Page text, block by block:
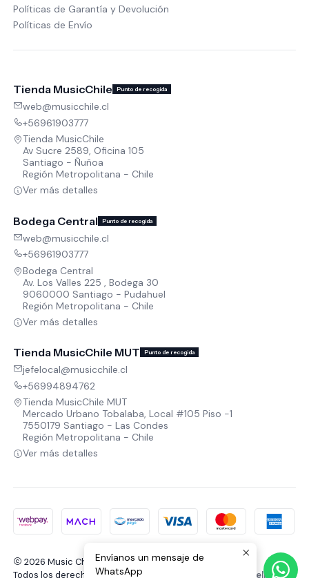
Políticas de Garantía y Devolución
Políticas de Envío
Tienda MusicChile Punto de recogida
web@musicchile.cl
+56961903777
Tienda MusicChile
Av Sucre 2589, Oficina 105
Santiago - Ñuñoa
Región Metropolitana - Chile
Ver más detalles
Bodega Central Punto de recogida
web@musicchile.cl
+56961903777
Bodega Central
Av. Los Valles 225 , Bodega 30
9060000 Santiago - Pudahuel
Región Metropolitana - Chile
Ver más detalles
Tienda MusicChile MUT Punto de recogida
jefelocal@musicchile.cl
+56994894762
Tienda MusicChile MUT
Mercado Urbano Tobalaba, Local #105 Piso -1
7550179 Santiago - Las Condes
Región Metropolitana - Chile
Ver más detalles
2026 Music Chile.
Todos los derechos reservados.
Desarrollado por Jumpseller.
Envíanos un mensaje de
WhatsApp